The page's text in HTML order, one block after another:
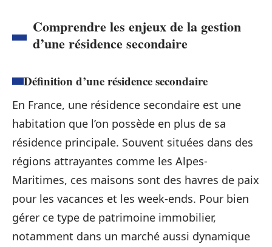
Comprendre les enjeux de la gestion
d’une résidence secondaire
Définition d’une résidence secondaire
En France, une résidence secondaire est une
habitation que l’on possède en plus de sa
résidence principale. Souvent situées dans des
régions attrayantes comme les Alpes-
Maritimes, ces maisons sont des havres de paix
pour les vacances et les week-ends. Pour bien
gérer ce type de patrimoine immobilier,
notamment dans un marché aussi dynamique